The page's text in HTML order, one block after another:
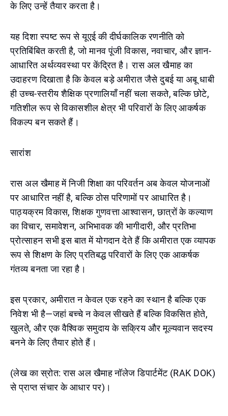
के लिए उन्हें तैयार करता है।
यह दिशा स्पष्ट रूप से यूएई की दीर्घकालिक रणनीति को
प्रतिबिंबित करती है, जो मानव पूंजी विकास, नवाचार, और ज्ञान-
आधारित अर्थव्यवस्था पर केंद्रित है। रास अल खैमाह का
उदाहरण दिखाता है कि केवल बड़े अमीरात जैसे दुबई या अबू धाबी
ही उच्च-स्तरीय शैक्षिक प्रणालियाँ नहीं चला सकते, बल्कि छोटे,
गतिशील रूप से विकासशील क्षेत्र भी परिवारों के लिए आकर्षक
विकल्प बन सकते हैं।
सारांश
रास अल खैमाह में निजी शिक्षा का परिवर्तन अब केवल योजनाओं
पर आधारित नहीं है, बल्कि ठोस परिणामों पर आधारित है।
पाठ्यक्रम विकास, शिक्षक गुणवत्ता आश्वासन, छात्रों के कल्याण
का विचार, समावेशन, अभिभावक की भागीदारी, और प्रतिभा
प्रोत्साहन सभी इस बात में योगदान देते हैं कि अमीरात एक व्यापक
रूप से शिक्षण के लिए प्रतिबद्ध परिवारों के लिए एक आकर्षक
गंतव्य बनता जा रहा है।
इस प्रकार, अमीरात न केवल एक रहने का स्थान है बल्कि एक
निवेश भी है—जहां बच्चे न केवल सीखते हैं बल्कि विकसित होते,
खुलते, और एक वैश्विक समुदाय के सक्रिय और मूल्यवान सदस्य
बनने के लिए तैयार होते हैं।
(लेख का स्रोत: रास अल खैमाह नॉलेज डिपार्टमेंट (RAK DOK)
से प्राप्त संचार के आधार पर)।